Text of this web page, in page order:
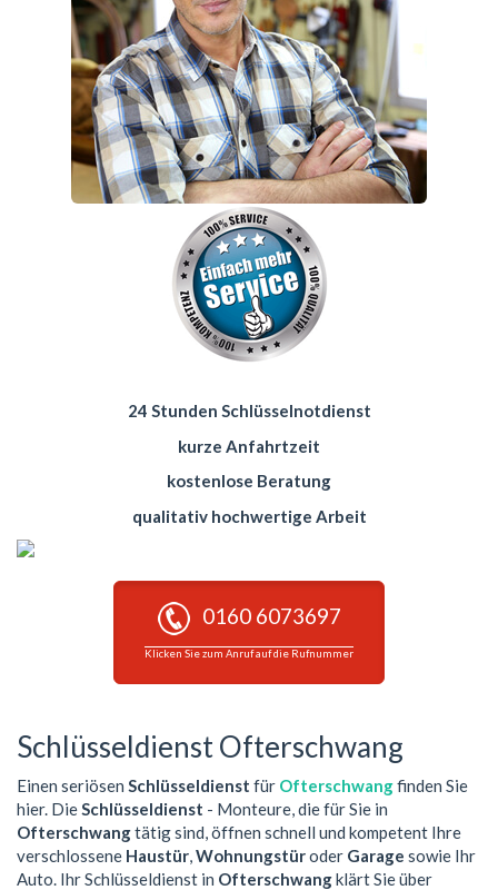
24 Stunden Schlüsselnotdienst
kurze Anfahrtzeit
kostenlose Beratung
qualitativ hochwertige Arbeit
0160 6073697
Klicken Sie zum Anruf auf die Rufnummer
Schlüsseldienst Ofterschwang
Einen seriösen Schlüsseldienst für Ofterschwangfinden Sie
hier. DieSchlüsseldienst - Monteure, die für Sie in
Ofterschwangtätig sind, öffnen schnell und kompetent Ihre
verschlossene Haustür,Wohnungstüroder Garage sowie Ihr
Auto. Ihr Schlüsseldienst in Ofterschwangklärt Sie über